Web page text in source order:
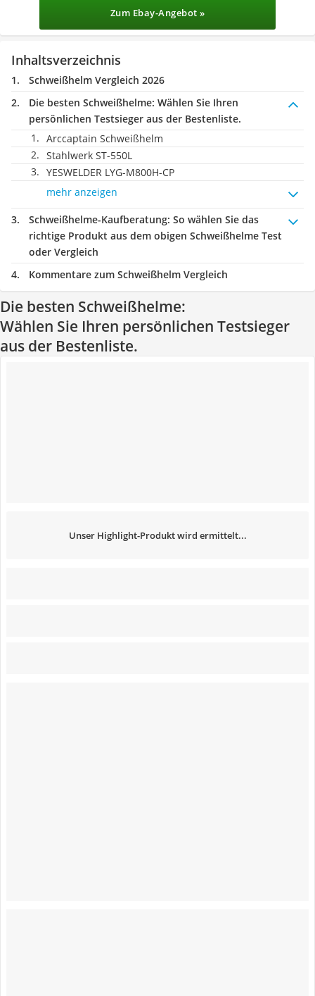
Zum Ebay-Angebot »
Inhaltsverzeichnis
Schweißhelm Vergleich 2026
Die besten Schweißhelme: Wählen Sie Ihren
persönlichen Testsieger aus der Bestenliste.
Arccaptain Schweißhelm
Stahlwerk ST-550L
YESWELDER LYG-M800H-CP
mehr anzeigen
Schweißhelme-Kaufberatung: So wählen Sie das
richtige Produkt aus dem obigen Schweißhelme Test
oder Vergleich
Kommentare zum Schweißhelm Vergleich
Die besten Schweißhelme:
Wählen Sie Ihren persönlichen Testsieger
aus der Bestenliste.
Unser Highlight-Produkt wird ermittelt...